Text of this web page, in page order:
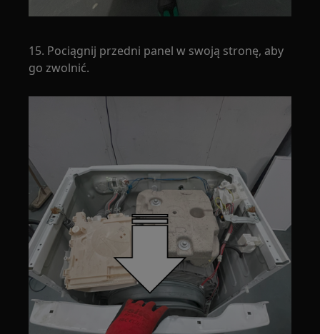
15. Pociągnij przedni panel w swoją stronę, aby
go zwolnić.